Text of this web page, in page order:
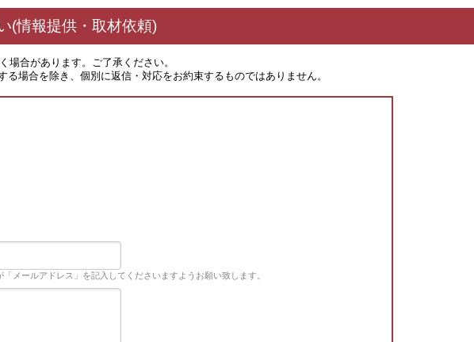
(情報提供・取材依頼)
場合があります。ご了承ください。
場合を除き、個別に返信・対応をお約束するものではありません。
メールアドレス」を記入してくださいますようお願い致します。